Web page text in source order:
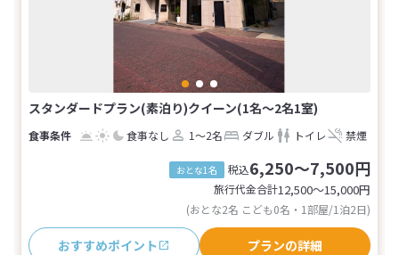
スタンダードプラン(素泊り)クイーン(1名～2名1室)
食事なし 1～2名 ダブル トイレ 禁煙
おとな1名 税込6,250～7,500円
旅行代金合計12,500〜15,000円
(おとな2名 こども0名・1部屋/1泊2日)
おすすめポイント プランの詳細